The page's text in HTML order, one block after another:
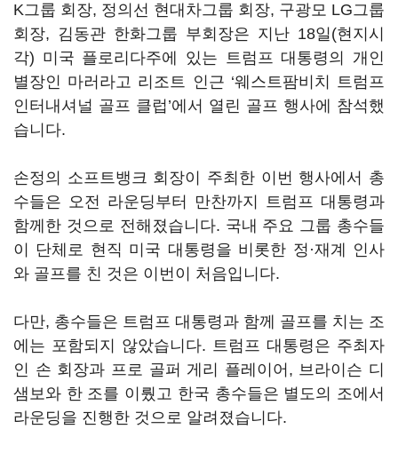
K그룹 회장, 정의선 현대차그룹 회장, 구광모 LG그룹
회장, 김동관 한화그룹 부회장은 지난 18일(현지시
각) 미국 플로리다주에 있는 트럼프 대통령의 개인
별장인 마러라고 리조트 인근 ‘웨스트팜비치 트럼프
인터내셔널 골프 클럽 ’에서 열린 골프 행사에 참석했
습니다.
손정의 소프트뱅크 회장이 주최한 이번 행사에서 총
수들은 오전 라운딩부터 만찬까지 트럼프 대통령과
함께한 것으로 전해졌습니다. 국내 주요 그룹 총수들
이 단체로 현직 미국 대통령을 비롯한 정·재계 인사
와 골프를 친 것은 이번이 처음입니다.
다만, 총수들은 트럼프 대통령과 함께 골프를 치는 조
에는 포함되지 않았습니다. 트럼프 대통령은 주최자
인 손 회장과 프로 골퍼 게리 플레이어 , 브라이슨 디
샘보와 한 조를 이뤘고 한국 총수들은 별도의 조에서
라운딩을 진행한 것으로 알려졌습니다.